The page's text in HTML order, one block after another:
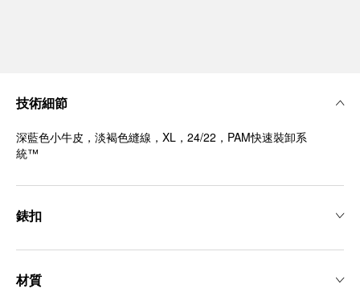
技術細節
深藍色小牛皮，淡褐色縫線，XL，24/22，PAM快速裝卸系
統™
錶扣
材質